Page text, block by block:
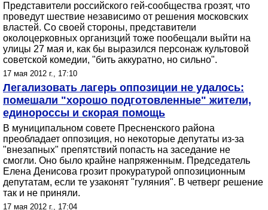
Представители российского гей-сообщества грозят, что
проведут шествие независимо от решения московских
властей. Со своей стороны, представители
околоцерковных организций тоже пообещали выйти на
улицы 27 мая и, как бы выразился персонаж культовой
советской комедии, "бить аккуратно, но сильно".
17 мая 2012 г., 17:10
Легализовать лагерь оппозиции не удалось:
помешали "хорошо подготовленные" жители,
единороссы и скорая помощь
В муниципальном совете Пресненского района
преобладает оппозиция, но некоторые депутаты из-за
"внезапных" препятствий попасть на заседание не
смогли. Оно было крайне напряженным. Председатель
Елена Денисова грозит прокуратурой оппозиционным
депутатам, если те узаконят "гуляния". В четверг решение
так и не приняли.
17 мая 2012 г., 17:04